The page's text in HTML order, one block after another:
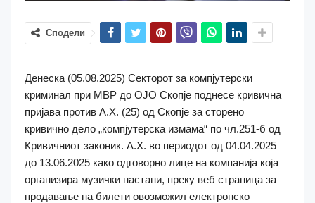
Сподели
Денеска (05.08.2025) Секторот за компјутерски
криминал при МВР до ОЈО Скопје поднесе кривична
пријава против А.Х. (25) од Скопје за сторено
кривично дело „компјутерска измама“ по чл.251-б од
Кривичниот законик. А.Х. во периодот од 04.04.2025
до 13.06.2025 како одговорно лице на компанија која
организира музички настани, преку веб страница за
продавање на билети овозможил електронско